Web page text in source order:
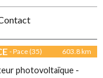
- Pace (35) 603.8 km
photovoltaïque -